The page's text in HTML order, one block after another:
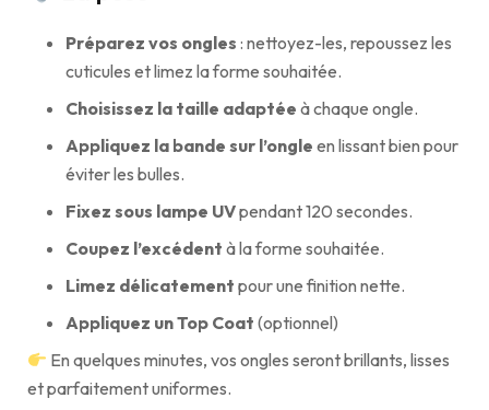
Préparez vos ongles : nettoyez-les, repoussez les
cuticules et limez la forme souhaitée.
Choisissez la taille adaptée à chaque ongle.
Appliquez la bande sur l’ongle en lissant bien pour
éviter les bulles.
Fixez sous lampe UVpendant 120 secondes.
Coupez l’excédent à la forme souhaitée.
Limez délicatement pour une finition nette.
Appliquez un Top Coat (optionnel)
En quelques minutes, vos ongles seront brillants, lisses
et parfaitement uniformes.